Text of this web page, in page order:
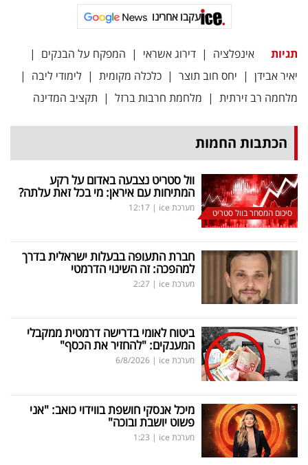
עקבו אחרינו
תגיות אינפלציה | דירוג אשראי | המפקח על הבנקים |
יאיר אבידן | יחס חוב תוצר | כלכלה מקומית | לימודי ליבה |
מלחמה רב זירתית | מלחמת חרבות ברזל | תקציב המדינה
הכתבות החמות
סיכום המסחר בוול סטריט
וול סטריט נצבעה באדום על רקע
המתיחות עם איראן: מי בכל זאת עלתה?
מערכת ice |
12:17
חברת התעופה בבעלות ישראלית בדרך
למהפכה: זה השינוי הדרמטי
מערכת ice |
2:27
ביטוח לאומי בדרישה דרמטית ממקבלי
המענקים: "להחזיר את הכסף"
מערכת ice |
6/8/2026
מיכל אנסקי חושפת בווידוי כואב: "אני
פשוט יושבת ובוכה"
מערכת ice |
1:23